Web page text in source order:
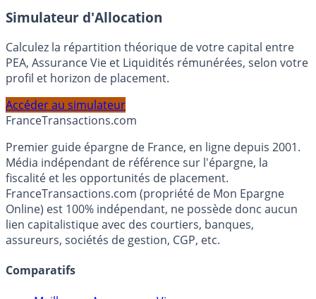
En savoir plus
Simulateur d'Allocation
Calculez la répartition théorique de votre capital entre
PEA, Assurance Vie et Liquidités rémunérées, selon votre
profil et horizon de placement.
Accéder au simulateur
FranceTransactions.com
Premier guide épargne de France, en ligne depuis 2001.
Média indépendant de référence sur l'épargne, la
fiscalité et les opportunités de placement.
FranceTransactions.com (propriété de Mon Epargne
Online) est 100% indépendant, ne possède donc aucun
lien capitalistique avec des courtiers, banques,